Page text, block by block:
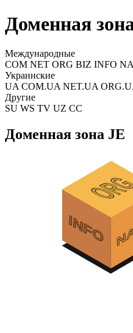
Доменная
Международные
COM NET ORG BIZ INFO
Украинские
UA COM.UA NET.UA
Другие
SU WS TV UZ CC
Доменная зона JE